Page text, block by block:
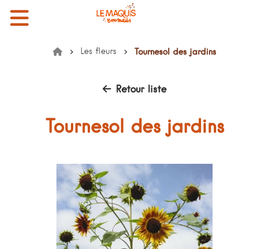
Les fleurs Tournesol des jardins
Retour liste
Tournesol des jardins